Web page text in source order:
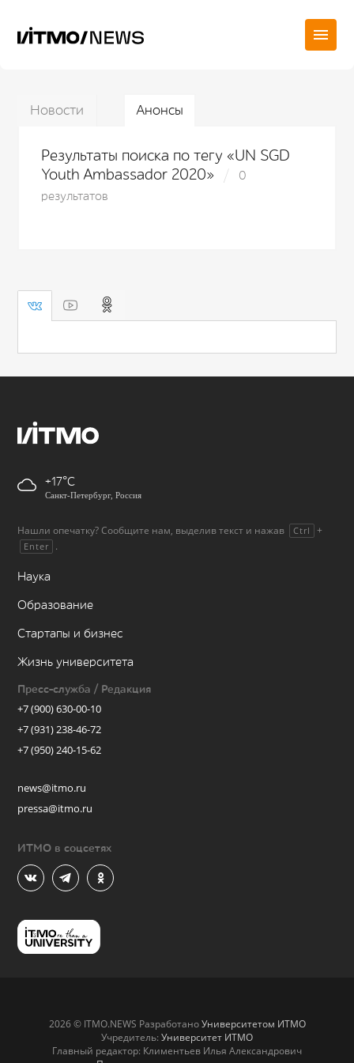
Новости Анонсы
Результаты поиска по тегу «UN SGD
Youth Ambassador 2020»
0
результатов
+17
Санкт-Петербург, Россия
Нашли опечатку? Сообщите нам, выделив текст и нажав Ctrl +
Enter .
Наука
Образование
Стартапы и бизнес
Жизнь университета
Пресс-служба / Редакция
+7 (900) 630-00-10
+7 (931) 238-46-72
+7 (950) 240-15-62
news@itmo.ru
pressa@itmo.ru
ИТМО в соцсетях
2026 © ITMO.NEWS РазработаноУниверситетом ИТМО
Учредитель: Университет ИТМО
Главный редактор: Климентьев Илья Александрович